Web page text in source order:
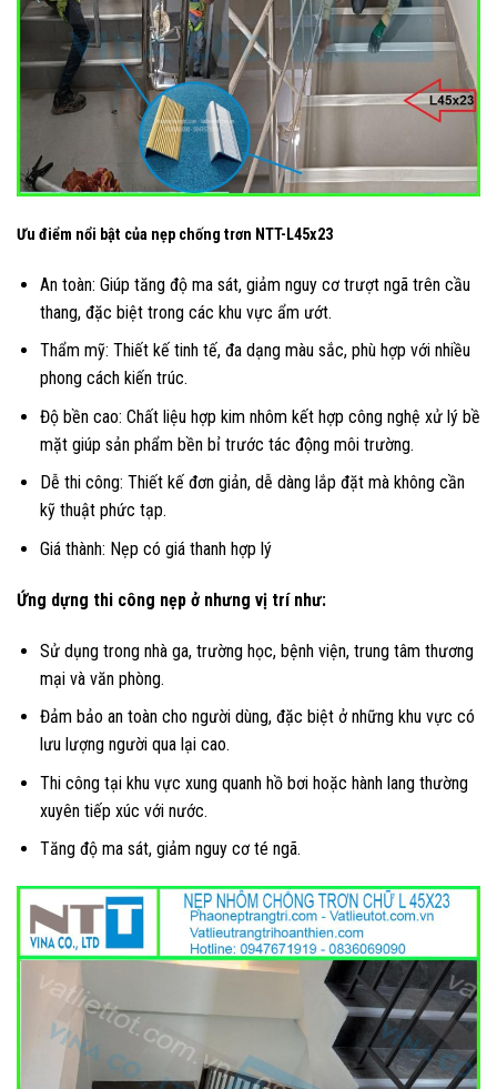
Ưu điểm nổi bật của nẹp chống trơn NTT-L45x23
An toàn: Giúp tăng độ ma sát, giảm nguy cơ trượt ngã trên cầu
thang, đặc biệt trong các khu vực ẩm ướt.
Thẩm mỹ: Thiết kế tinh tế, đa dạng màu sắc, phù hợp với nhiều
phong cách kiến trúc.
Độ bền cao: Chất liệu hợp kim nhôm kết hợp công nghệ xử lý bề
mặt giúp sản phẩm bền bỉ trước tác động môi trường.
Dễ thi công: Thiết kế đơn giản, dễ dàng lắp đặt mà không cần
kỹ thuật phức tạp.
Giá thành: Nẹp có giá thanh hợp lý
Ứng dựng thi công nẹp ở nhưng vị trí như:
Sử dụng trong nhà ga, trường học, bệnh viện, trung tâm thương
mại và văn phòng.
Đảm bảo an toàn cho người dùng, đặc biệt ở những khu vực có
lưu lượng người qua lại cao.
Thi công tại khu vực xung quanh hồ bơi hoặc hành lang thường
xuyên tiếp xúc với nước.
Tăng độ ma sát, giảm nguy cơ té ngã.